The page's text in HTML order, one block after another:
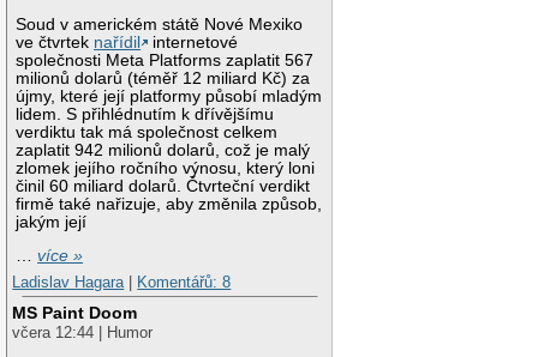
Soud v americkém státě Nové Mexiko
ve čtvrtek nařídil
internetové
společnosti Meta Platforms zaplatit 567
milionů dolarů (téměř 12 miliard Kč) za
újmy, které její platformy působí mladým
lidem. S přihlédnutím k dřívějšímu
verdiktu tak má společnost celkem
zaplatit 942 milionů dolarů, což je malý
zlomek jejího ročního výnosu, který loni
činil 60 miliard dolarů. Čtvrteční verdikt
firmě také nařizuje, aby změnila způsob,
jakým její
…více »
Ladislav Hagara
Komentářů: 8
MS Paint Doom
včera 12:44 | Humor